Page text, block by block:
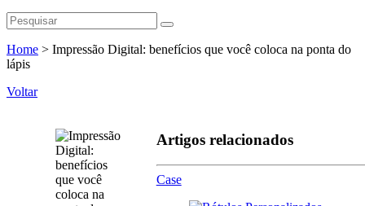
Home > Impressão Digital: benefícios que você coloca na ponta do
lápis
Voltar
Artigos relacionados
Case